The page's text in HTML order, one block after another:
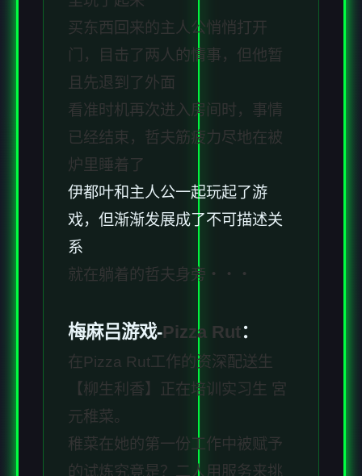
买东西回来的主人公悄悄打开
门，目击了两人的情事，但他暂
且先退到了外面
看准时机再次进入房间时，事情
已经结束，哲夫筋疲力尽地在被
炉里睡着了
伊都叶和主人公一起玩起了游
戏，但渐渐发展成了不可描述关
系
就在躺着的哲夫身旁・・・
梅麻吕游戏-Pizza Rut：
在Pizza Rut工作的资深配送生
【柳生利香】正在培训实习生 宮
元稚菜。
稚菜在她的第一份工作中被赋予
的试炼究竟是？二人用服务来挑